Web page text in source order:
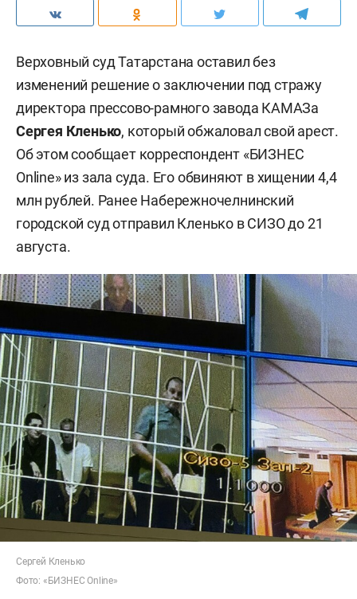
Верховный суд Татарстана оставил без
изменений решение о заключении под стражу
директора прессово-рамного завода КАМАЗа
Сергея Кленько, который обжаловал свой арест.
Об этом сообщает корреспондент «БИЗНЕС
Online» из зала суда. Его обвиняют в хищении 4,4
млн рублей. Ранее Набережночелнинский
городской суд отправил Кленько в СИЗО до 21
августа.
Сергей Кленько
Фото: «БИЗНЕС Online»